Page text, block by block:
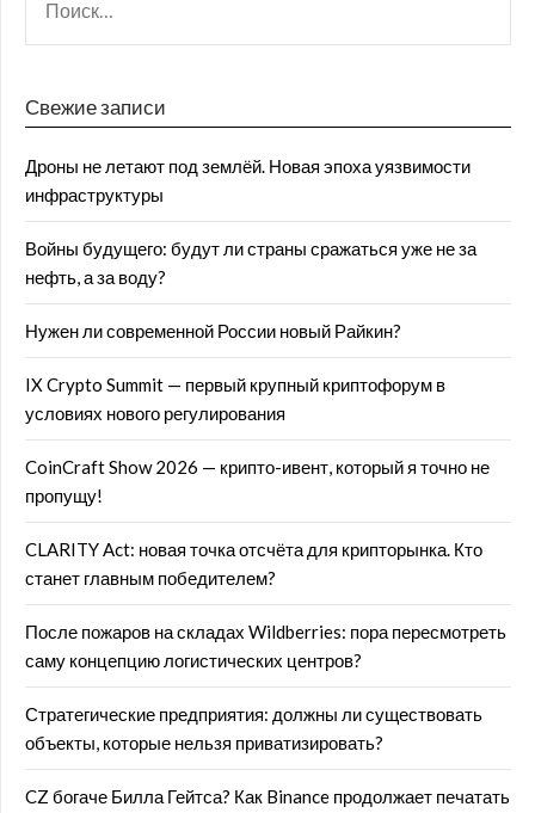
Свежие записи
Дроны не летают под землёй. Новая эпоха уязвимости
инфраструктуры
Войны будущего: будут ли страны сражаться уже не за
нефть, а за воду?
Нужен ли современной России новый Райкин?
IX Crypto Summit — первый крупный криптофорум в
условиях нового регулирования
CoinCraft Show 2026 — крипто-ивент, который я точно не
пропущу!
CLARITY Act: новая точка отсчёта для крипторынка. Кто
станет главным победителем?
После пожаров на складах Wildberries: пора пересмотреть
саму концепцию логистических центров?
Стратегические предприятия: должны ли существовать
объекты, которые нельзя приватизировать?
CZ богаче Билла Гейтса? Как Binance продолжает печатать